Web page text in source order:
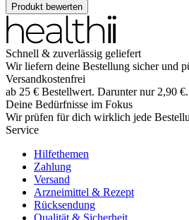
Produkt bewerten
Schnell & zuverlässig geliefert
Wir liefern deine Bestellung sicher und
Versandkostenfrei
ab 25 € Bestellwert. Darunter nur 2,90 €.
Deine Bedürfnisse im Fokus
Wir prüfen für dich wirklich jede
Service
Hilfethemen
Zahlung
Versand
Arzneimittel & Rezept
Rücksendung